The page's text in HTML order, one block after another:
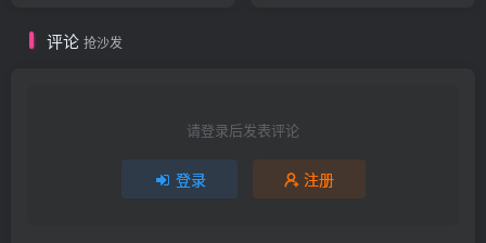
评论 抢沙发
请登录后发表评论
登录 注册